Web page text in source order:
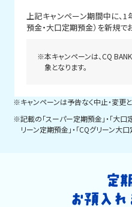
上記キャンペーン期間中に、
預金・大口定期預金）を新規
※本キャンペーンは、CQ
象となります。
※キャンペーンは予告なく中止・変更
※記載の「スーパー定期預金」・「大口
リーン定期預金」・「CQグリーン大
定
お預入れ